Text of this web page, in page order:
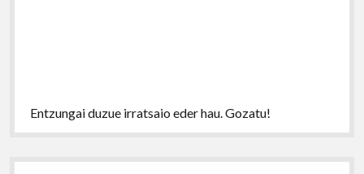
Entzungai duzue irratsaio eder hau. Gozatu!